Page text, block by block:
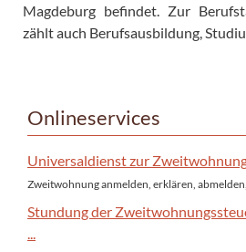
Magdeburg befindet. Zur
zählt auch Berufsausbildung,
Onlineservices
Universaldienst zur
Zweitwohnung anmelden, erklären,
Stundung der